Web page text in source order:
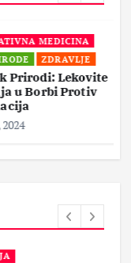
MEDICINA
ZDRAVLJE
Lekovite
Protiv